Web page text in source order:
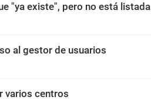
"ya existe", pero no está listada
al gestor de usuarios
varios centros